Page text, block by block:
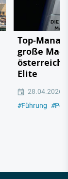
Top-
große
Elite
28.04.2026
#Führung #